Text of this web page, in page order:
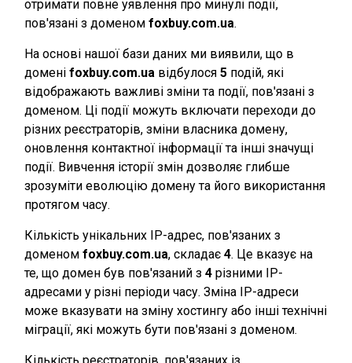
отримати повне уявлення про минулі події,
пов'язані з доменом foxbuy.com.ua.
На основі нашої бази даних ми виявили, що в
домені foxbuy.com.ua відбулося 5 подій, які
відображають важливі зміни та події, пов'язані з
доменом. Ці події можуть включати переходи до
різних реєстраторів, зміни власника домену,
оновлення контактної інформації та інші значущі
події. Вивчення історії змін дозволяє глибше
зрозуміти еволюцію домену та його використання
протягом часу.
Кількість унікальних IP-адрес, пов'язаних з
доменом foxbuy.com.ua, складає 4. Це вказує на
те, що домен був пов'язаний з 4 різними IP-
адресами у різні періоди часу. Зміна IP-адреси
може вказувати на зміну хостингу або інші технічні
міграції, які можуть бути пов'язані з доменом.